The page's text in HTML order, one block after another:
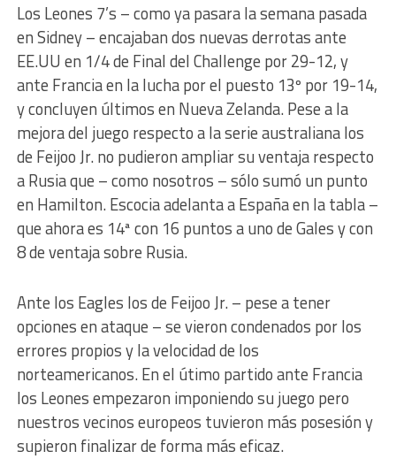
Los Leones 7’s – como ya pasara la semana pasada
en Sidney – encajaban dos nuevas derrotas ante
EE.UU en 1/4 de Final del Challenge por 29-12, y
ante Francia en la lucha por el puesto 13º por 19-14,
y concluyen últimos en Nueva Zelanda. Pese a la
mejora del juego respecto a la serie australiana los
de Feijoo Jr. no pudieron ampliar su ventaja respecto
a Rusia que – como nosotros – sólo sumó un punto
en Hamilton. Escocia adelanta a España en la tabla –
que ahora es 14ª con 16 puntos a uno de Gales y con
8 de ventaja sobre Rusia.
Ante los Eagles los de Feijoo Jr. – pese a tener
opciones en ataque – se vieron condenados por los
errores propios y la velocidad de los
norteamericanos. En el útimo partido ante Francia
los Leones empezaron imponiendo su juego pero
nuestros vecinos europeos tuvieron más posesión y
supieron finalizar de forma más eficaz.